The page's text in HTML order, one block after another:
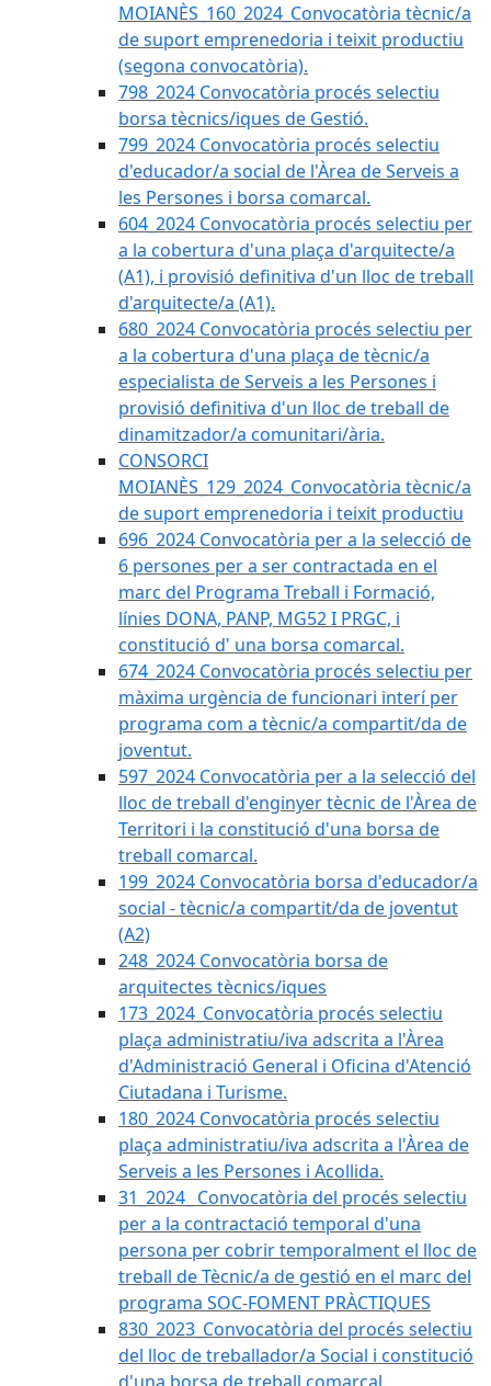
MOIANÈS_160_2024_Convocatòria tècnic/a
de suport emprenedoria i teixit productiu
(segona convocatòria).
798_2024 Convocatòria procés selectiu
borsa tècnics/iques de Gestió.
799_2024 Convocatòria procés selectiu
d'educador/a social de l'Àrea de Serveis a
les Persones i borsa comarcal.
604_2024 Convocatòria procés selectiu per
a la cobertura d'una plaça d'arquitecte/a
(A1), i provisió definitiva d'un lloc de treball
d'arquitecte/a (A1).
680_2024 Convocatòria procés selectiu per
a la cobertura d'una plaça de tècnic/a
especialista de Serveis a les Persones i
provisió definitiva d'un lloc de treball de
dinamitzador/a comunitari/ària.
CONSORCI
MOIANÈS_129_2024_Convocatòria tècnic/a
de suport emprenedoria i teixit productiu
696_2024 Convocatòria per a la selecció de
6 persones per a ser contractada en el
marc del Programa Treball i Formació,
línies DONA, PANP, MG52 I PRGC, i
constitució d' una borsa comarcal.
674_2024 Convocatòria procés selectiu per
màxima urgència de funcionari interí per
programa com a tècnic/a compartit/da de
joventut.
597_2024 Convocatòria per a la selecció del
lloc de treball d'enginyer tècnic de l'Àrea de
Territori i la constitució d'una borsa de
treball comarcal.
199_2024 Convocatòria borsa d'educador/a
social - tècnic/a compartit/da de joventut
(A2)
248_2024 Convocatòria borsa de
arquitectes tècnics/iques
173_2024_Convocatòria procés selectiu
plaça administratiu/iva adscrita a l'Àrea
d'Administració General i Oficina d'Atenció
Ciutadana i Turisme.
180_2024 Convocatòria procés selectiu
plaça administratiu/iva adscrita a l'Àrea de
Serveis a les Persones i Acollida.
31_2024_ Convocatòria del procés selectiu
per a la contractació temporal d'una
persona per cobrir temporalment el lloc de
treball de Tècnic/a de gestió en el marc del
programa SOC-FOMENT PRÀCTIQUES
830_2023_Convocatòria del procés selectiu
del lloc de treballador/a Social i constitució